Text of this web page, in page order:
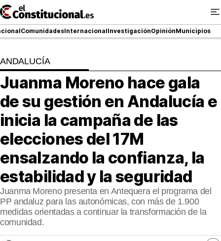
Ir
al
contenido
ComunidadesInternacionalInvestigaciónOpiniónMunicipios
NACIONAL
COMUNIDADES
ElConstitucional TV
MásQueTele
ElConstitucional +
MásQueEstilo
MásQuePartidos
MásQueSucesos
ANDALUCÍA
Juanma Moreno hace gala
de su gestión en Andalucía e
inicia la campaña de las
elecciones del 17M
ensalzando la confianza, la
estabilidad y la seguridad
Juanma Moreno presenta en Antequera el programa del
PP andaluz para las autonómicas, con más de 1.900
medidas orientadas a continuar la transformación de la
comunidad.